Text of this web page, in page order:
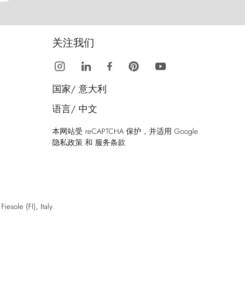
关注我们
国家/ 意大利
语言/ 中文
本网站受 reCAPTCHA 保护，并适用 Google
隐私政策 和 服务条款
(FI), Italy.